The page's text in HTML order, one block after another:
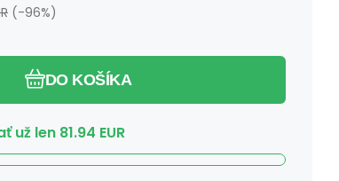
(-96%)
DO KOŠÍKA
už len 81.94 EUR